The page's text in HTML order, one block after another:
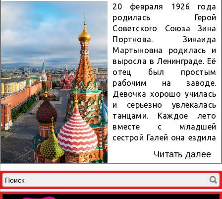
отечественной войны и
переломным этапом
Второй мировой войны.
Первый этап битвы –
Сталинградская
стратегическая
оборонительная
операция – продолжался
с 17 июля до 18 ноября
1942 года. В планы
немецко-фашистского
командования,
поставленные на лето
разгромить советские
войска на юге страны,
овладеть нефтяными
районами Кавказа,
20 февраля 1926 года
родилась Герой
Советского Союза Зина
Портнова. Зинаида
Мартыновна родилась и
выросла в Ленинграде. Её
отец был простым
рабочим на заводе.
Девочка хорошо училась
и серьёзно увлекалась
танцами. Каждое лето
вместе с младшей
сестрой Галей она ездила
Белоруссию. В июне 1941-
го сёстры Портновы
простились на вокзале с
мамой, не подозревая,
Читать далее